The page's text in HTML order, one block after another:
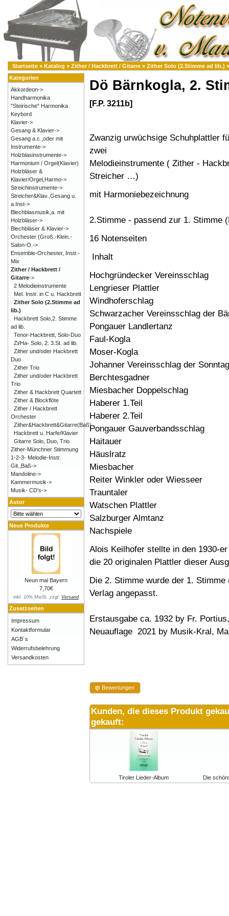
Startseite » Katalog » Zither / Hackbrett / Gitarre » Zither Solo (2.Stimme ad lib.)
Dö Bärnkogla, 2.
[F.P. 3211b]
Zwanzig urwüchsige Schuhplattler
zwei
Melodieinstrumente ( Zither -
Streicher …)
mit Harmoniebezeichnung
2.Stimme - passend zur 1. Stimme
16 Notenseiten
Inhalt
Hochgründecker Vereinsschlag
Lengrieser Plattler
Windhoferschlag
Schwarzacher Vereinsschlag der
Pongauer Landlertanz
Faul-Kogla
Moser-Kogla
Johanner Vereinsschlag der
Berchtesgadner
Miesbacher Doppelschlag
Haberer 1.Teil
Haberer 2.Teil
Pongauer Gauverbandsschlag
Haitauer
Häuslratz
Miesbacher
Reiter Winkler oder Wiesseer
Trauntaler
Watschen Plattler
Salzburger Almtanz
Nachspiele
Alois Keilhofer stellte in den 1930-
die 20 originalen Plattler dieser
Die 2. Stimme wurde der 1.
Verlag angepasst.
Erstausgabe ca. 1932 by Fr.
Neuauflage 2021 by Musik-Kral,
Bewertungen
Kunden, die dieses Produkt
gekauft:
Tiroler Lieder-Album Die
Kategorien
Akkordeon->
Handharmonika
"Steirische" Harmonika
Keybord
Klavier->
Gesang & Klavier->
Gesang a.c.,oder mit
Instrumente->
Holzblasinstrumente->
Harmonium / Orgel(Klavier)
Holzbläser &
Klavier/Orgel,Harmo->
Streichinstrumente->
Streicher&Klav.,Gesang u.
a.Inst->
Blechblasmusik,a. mit
Holzbläser->
Blechbläser & Klavier->
Orchester (Groß.-Klein.-
Salon-O.->
Ensemble-Orchester, Instr.-
Mix
Zither / Hackbrett /
Gitarre->
2 Melodieinstrumente
Mel. Instr. in C u. Hackbrett
Zither Solo (2.Stimme ad
lib.)
Hackbrett Solo,2. Stimme
ad lib.
Tenor-Hackbrett, Solo-Duo
Zi/Ha- Solo, 2. 3.St. ad lib.
Zither und/oder Hackbrett
Duo
Zither Trio
Zither und/oder Hackbrett
Trio
Zither & Hackbrett Quartett
Zither & Blockflöte
Zither / Hackbrett
Orchester
Zither&Hackbrett&Gitarre(Baß)
Hackbrett u. Harfe/Klavier
Gitarre Solo, Duo, Trio
Zither-Münchner Stimmung
1-2-3- Melodie-Instr.
Git.,Baß->
Mandoline->
Kammermusik->
Musik- CD's->
Autor
Neue Produkte
Neun mal Bayern
7,70€
inkl. 10% MwSt. zzgl. Versand
Zusatzseiten
Impressum
Kontaktformular
AGB´s
Widerrufsbelehrung
Versandkosten